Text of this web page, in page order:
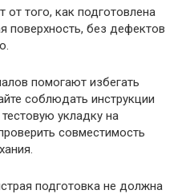
от того, как подготовлена
поверхность, без дефектов
помогают избегать
соблюдать инструкции
укладку на
совместимость
подготовка не должна